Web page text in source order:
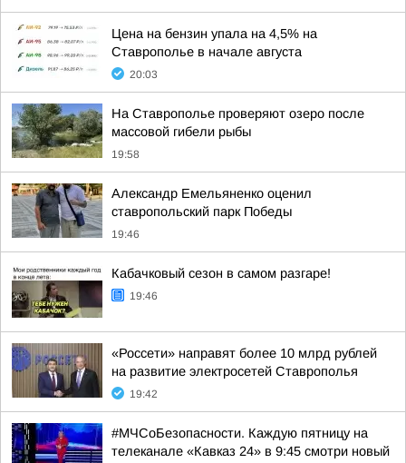
Цена на бензин упала на 4,5% на
Ставрополье в начале августа
20:03
На Ставрополье проверяют озеро после
массовой гибели рыбы
19:58
Александр Емельяненко оценил
ставропольский парк Победы
19:46
Кабачковый сезон в самом разгаре!
19:46
«Россети» направят более 10 млрд рублей
на развитие электросетей Ставрополья
19:42
#МЧСоБезопасности. Каждую пятницу на
телеканале «Кавказ 24» в 9:45 смотри новый